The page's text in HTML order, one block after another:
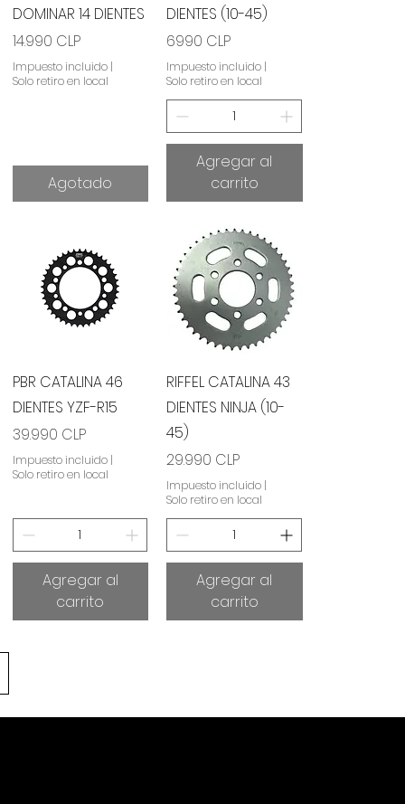
DOMINAR 14 DIENTES
Precio
14.990 CLP
Impuesto incluido|
Solo retiro en local
Agotado
DIENTES (10-45)
Precio
6990 CLP
Impuesto incluido |
Solo retiro en local
Agregar al
carrito
Vista rápida
PBR CATALINA 46
DIENTES YZF-R15
Precio
39.990 CLP
Impuesto incluido|
Solo retiro en local
Agregar al
carrito
Vista rápida
RIFFEL CATALINA 43
DIENTES NINJA (10-
45)
Precio
29.990 CLP
Impuesto incluido |
Solo retiro en local
Agregar al
carrito